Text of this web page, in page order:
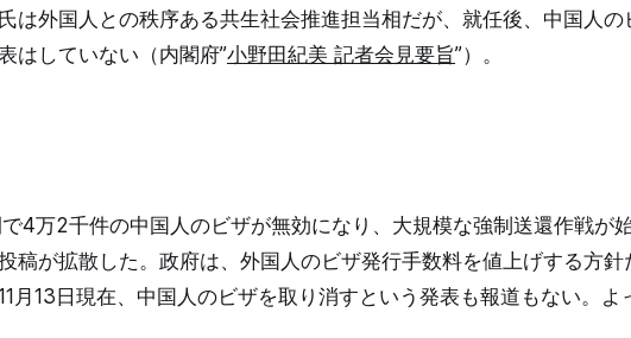
は外国人との秩序ある共生社会推進担当相だが、就任後、中国人の
はしていない（内閣府”小野田紀美 記者会見要旨”）。
4万2千件の中国人のビザが無効になり、大規模な強制送還作戦が
稿が拡散した。政府は、外国人のビザ発行手数料を値上げする方針
月13日現在、中国人のビザを取り消すという発表も報道もない。よ